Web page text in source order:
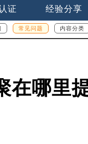
证 经验分享
常见问题 内容分类
在哪里